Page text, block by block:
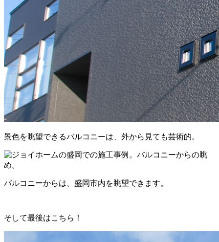
景色を眺望できるバルコニーは、外から見ても芸術的。
バルコニーからは、盛岡市内を眺望できます。
そして最後はこちら！